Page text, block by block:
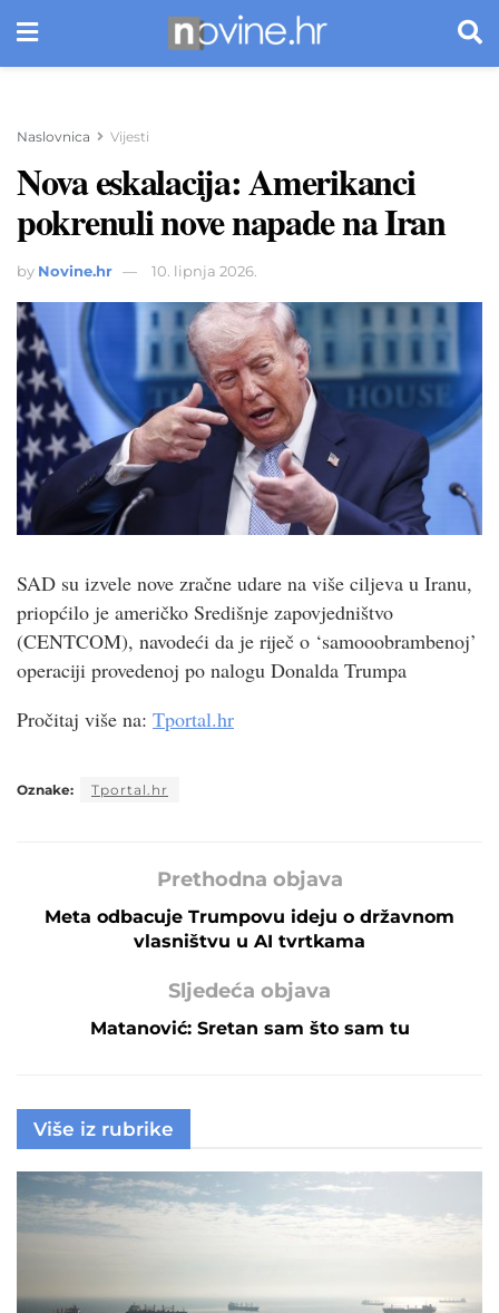
Naslovnica Vijesti
Nova eskalacija: Amerikanci
pokrenuli nove napade na Iran
by Novine.hr 10. lipnja 2026.
SAD su izvele nove zračne udare na više ciljeva u Iranu,
priopćilo je američko Središnje zapovjedništvo
(CENTCOM), navodeći da je riječ o ‘samooobrambenoj’
operaciji provedenoj po nalogu Donalda Trumpa
Pročitaj više na: Tportal.hr
Oznake: Tportal.hr
Prethodna objava
Meta odbacuje Trumpovu ideju o državnom
vlasništvu u AI tvrtkama
Sljedeća objava
Matanović: Sretan sam što sam tu
Više iz rubrike